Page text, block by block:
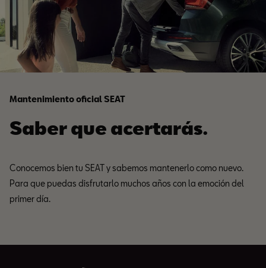
Mantenimiento oficial SEAT
Saber que acertarás.
Conocemos bien tu SEAT y sabemos mantenerlo como nuevo.
Para que puedas disfrutarlo muchos años con la emoción del
primer día.